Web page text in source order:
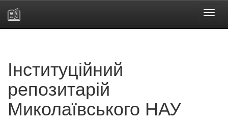
Інституційний
репозитарій
Миколаївського НАУ